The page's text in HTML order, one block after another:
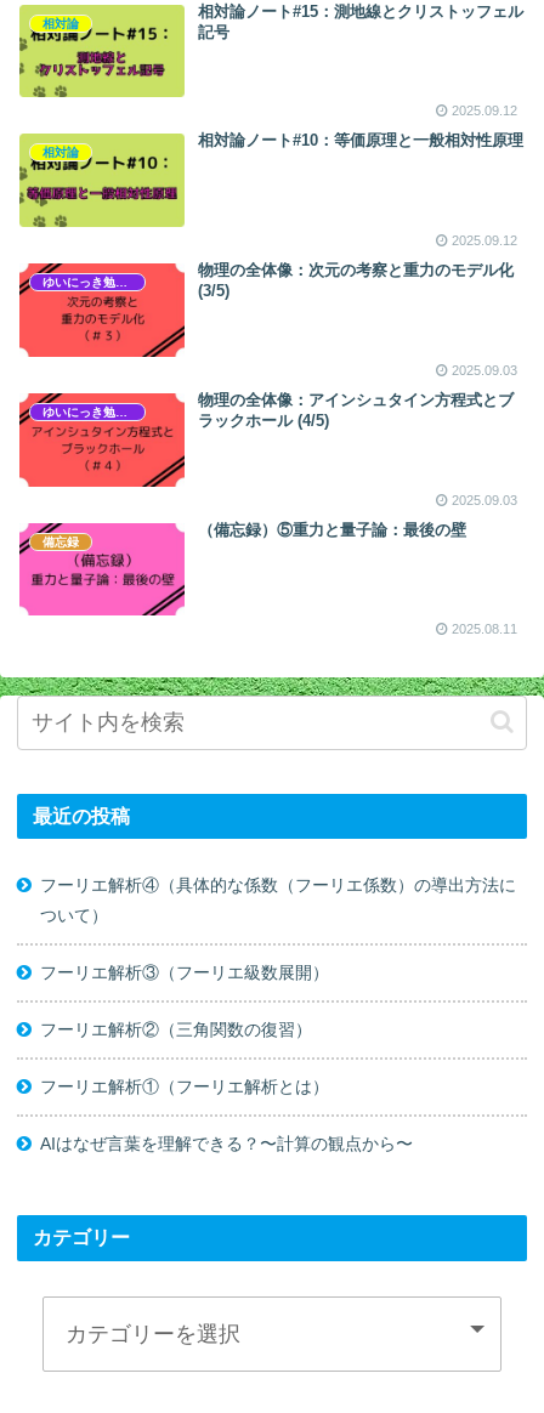
相対論
相対論ノート#15：測地線とクリストッフェル
記号
2025.09.12
相対論
相対論ノート#10：等価原理と一般相対性原理
2025.09.12
物理の全体像：次元の考察と重力のモデル化
(3/5)
2025.09.03
物理の全体像：アインシュタイン方程式とブ
ラックホール (4/5)
2025.09.03
備忘録
（備忘録）⑤重力と量子論：最後の壁
2025.08.11
最近の投稿
フーリエ解析④（具体的な係数（フーリエ係数）の導出方法に
ついて）
フーリエ解析③（フーリエ級数展開）
フーリエ解析②（三角関数の復習）
フーリエ解析①（フーリエ解析とは）
AIはなぜ言葉を理解できる？〜計算の観点から〜
カテゴリー